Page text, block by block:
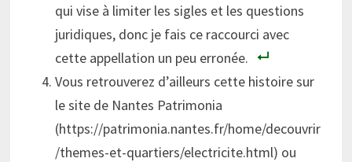
qui vise à limiter les sigles et les questions
juridiques, donc je fais ce raccourci avec
cette appellation un peu erronée.
Vous retrouverez d’ailleurs cette histoire sur
le site de Nantes Patrimonia
(https://patrimonia.nantes.fr/home/decouvrir
/themes-et-quartiers/electricite.html) ou